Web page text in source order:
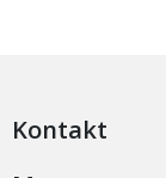
Kontakt